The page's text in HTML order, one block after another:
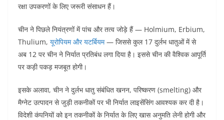
रक्षा उपकरणों के लिए जरूरी संसाधन हैं।
चीन ने पिछले नियंत्रणों में पांच और तत्व जोड़े हैं — Holmium, Erbium,
Thulium, यूरोपियम और यटर्बियम— जिससे कुल 17 दुर्लभ धातुओं में से
अब 12 पर चीन ने निर्यात प्रतिबंध लगा दिया है। इससे चीन की वैश्विक आपूर्ति
पर कड़ी पकड़ मजबूत होगी।
इसके अलावा, चीन ने दुर्लभ धातु संबंधित खनन, परिष्करण (smelting) और
मैग्नेट उत्पादन से जुड़ी तकनीकों पर भी निर्यात लाइसेंसिंग आवश्यक कर दी है।
विदेशी कंपनियों को इन तकनीकों के निर्यात के लिए खास अनुमति लेनी होगी और